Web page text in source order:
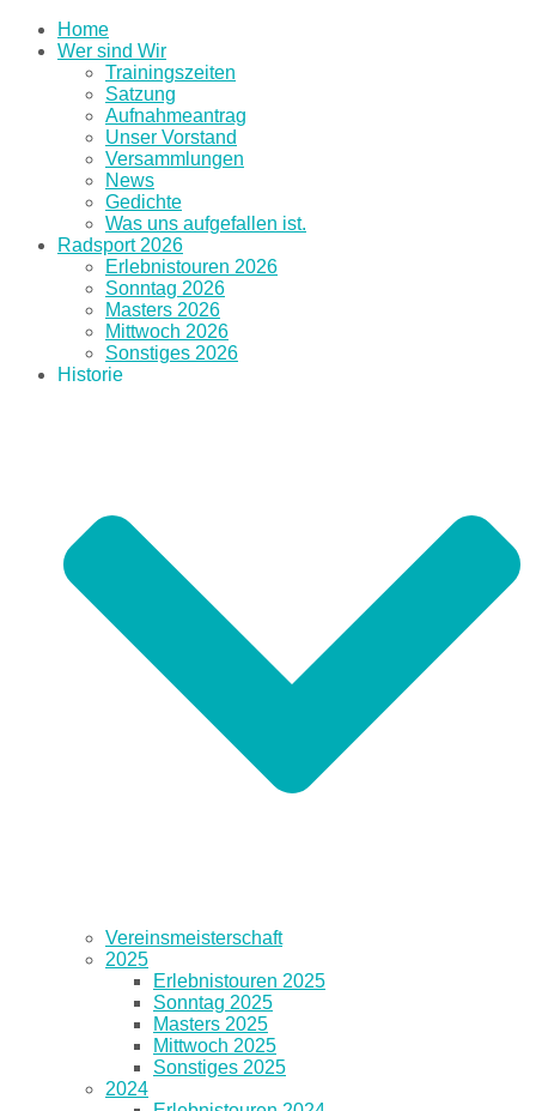
Home
Wer sind Wir
Trainingszeiten
Satzung
Aufnahmeantrag
Unser Vorstand
Versammlungen
News
Gedichte
Was uns aufgefallen ist.
Radsport 2026
Erlebnistouren 2026
Sonntag 2026
Masters 2026
Mittwoch 2026
Sonstiges 2026
Historie
Vereinsmeisterschaft
2025
Erlebnistouren 2025
Sonntag 2025
Masters 2025
Mittwoch 2025
Sonstiges 2025
2024